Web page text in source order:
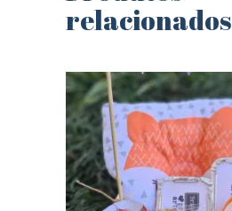
relacionados